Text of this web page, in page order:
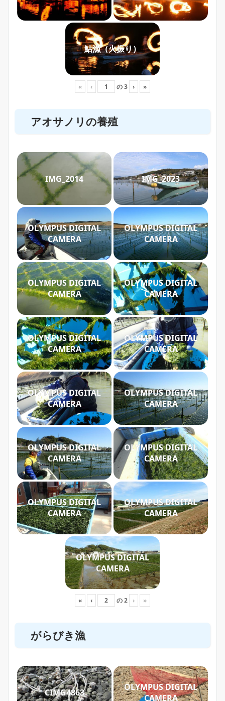
鮎漁（火振り）
« ‹ の3 › »
アオサノリの養殖
IMG_2014 IMG_2023
OLYMPUS DIGITAL
CAMERA
OLYMPUS DIGITAL
CAMERA
OLYMPUS DIGITAL
CAMERA
OLYMPUS DIGITAL
CAMERA
OLYMPUS DIGITAL
CAMERA
OLYMPUS DIGITAL
CAMERA
OLYMPUS DIGITAL
CAMERA
OLYMPUS DIGITAL
CAMERA
OLYMPUS DIGITAL
CAMERA
OLYMPUS DIGITAL
CAMERA
OLYMPUS DIGITAL
CAMERA
OLYMPUS DIGITAL
CAMERA
OLYMPUS DIGITAL
CAMERA
« ‹ の2 › »
がらびき漁
CIMG4863
OLYMPUS DIGITAL
CAMERA